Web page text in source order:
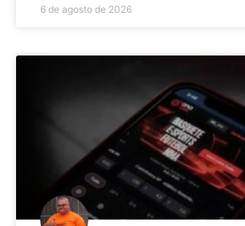
6 de agosto de 2026